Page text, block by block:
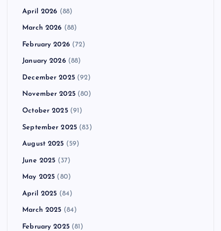
April 2026 (88)
March 2026 (88)
February 2026(72)
January 2026(88)
December 2025(92)
November 2025(80)
October 2025(91)
September 2025 (83)
August 2025 (59)
June 2025 (37)
May 2025 (80)
April 2025 (84)
March 2025 (84)
February 2025(81)